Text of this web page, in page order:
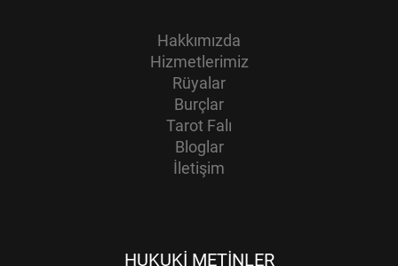
Hakkımızda
Hizmetlerimiz
Rüyalar
Burçlar
Tarot Falı
Bloglar
İletişim
HUKUKI METINLER